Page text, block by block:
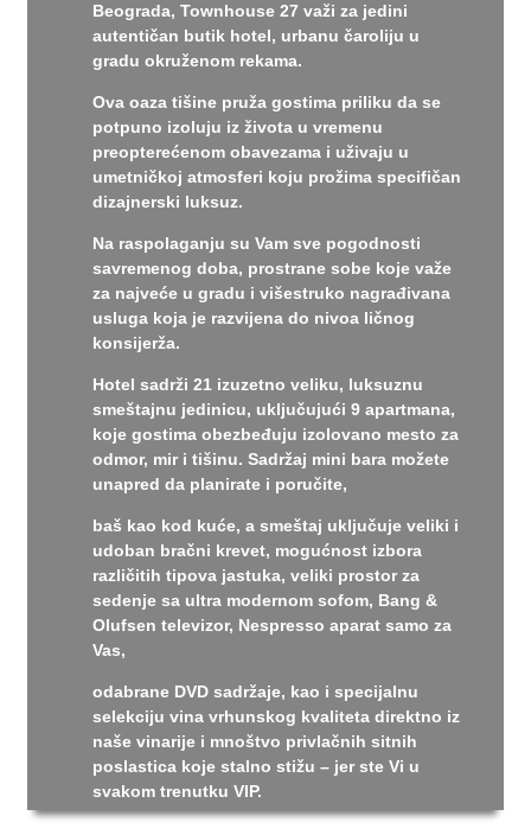
Beograda, Townhouse 27 važi za jedini
autentičan butik hotel, urbanu čaroliju u
gradu okruženom rekama.
Ova oaza tišine pruža gostima priliku da se
potpuno izoluju iz života u vremenu
preopterećenom obavezama i uživaju u
umetničkoj atmosferi koju prožima specifičan
dizajnerski luksuz.
Na raspolaganju su Vam sve pogodnosti
savremenog doba, prostrane sobe koje važe
za najveće u gradu i višestruko nagrađivana
usluga koja je razvijena do nivoa ličnog
konsijerža.
Hotel sadrži 21 izuzetno veliku, luksuznu
smeštajnu jedinicu, uključujući 9 apartmana,
koje gostima obezbeđuju izolovano mesto za
odmor, mir i tišinu. Sadržaj mini bara možete
unapred da planirate i poručite,
baš kao kod kuće, a smeštaj uključuje veliki i
udoban bračni krevet, mogućnost izbora
različitih tipova jastuka, veliki prostor za
sedenje sa ultra modernom sofom, Bang &
Olufsen televizor, Nespresso aparat samo za
Vas,
odabrane DVD sadržaje, kao i specijalnu
selekciju vina vrhunskog kvaliteta direktno iz
naše vinarije i mnoštvo privlačnih sitnih
poslastica koje stalno stižu – jer ste Vi u
svakom trenutku VIP.